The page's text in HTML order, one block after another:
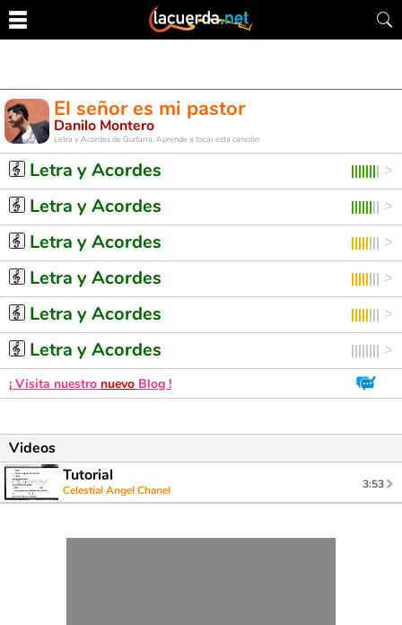
El señor es mi pastor
Danilo Montero
Letra y Acordes de Guitarra. Aprende a tocar esta canción
Letra y Acordes
Letra y Acordes
Letra y Acordes
Letra y Acordes
Letra y Acordes
Letra y Acordes
¡ Visita nuestro nuevo Blog !
Videos
Tutorial
Celestial Angel Chanel 3:53